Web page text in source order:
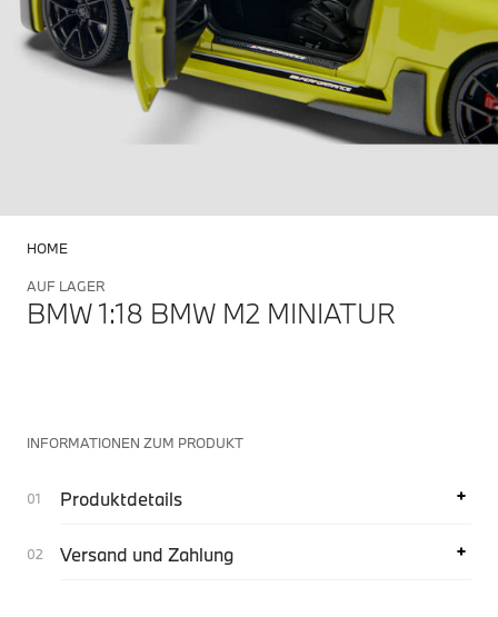
HOME
AUF LAGER
BMW 1:18 BMW M2 MINIATUR
INFORMATIONEN ZUM PRODUKT
Produktdetails
Versand und Zahlung